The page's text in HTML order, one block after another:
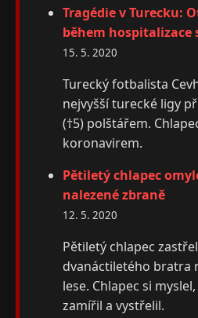
Tragédie v Turecku:
během hospitalizace
15. 5. 2020
Turecký fotbalista
nejvyšší turecké ligy
(†5) polštářem.
koronavirem.
Pětiletý chlapec
nalezené zbraně
12. 5. 2020
Pětiletý chlapec
dvanáctiletého bratra
lese. Chlapec si
zamířil a vystřelil.